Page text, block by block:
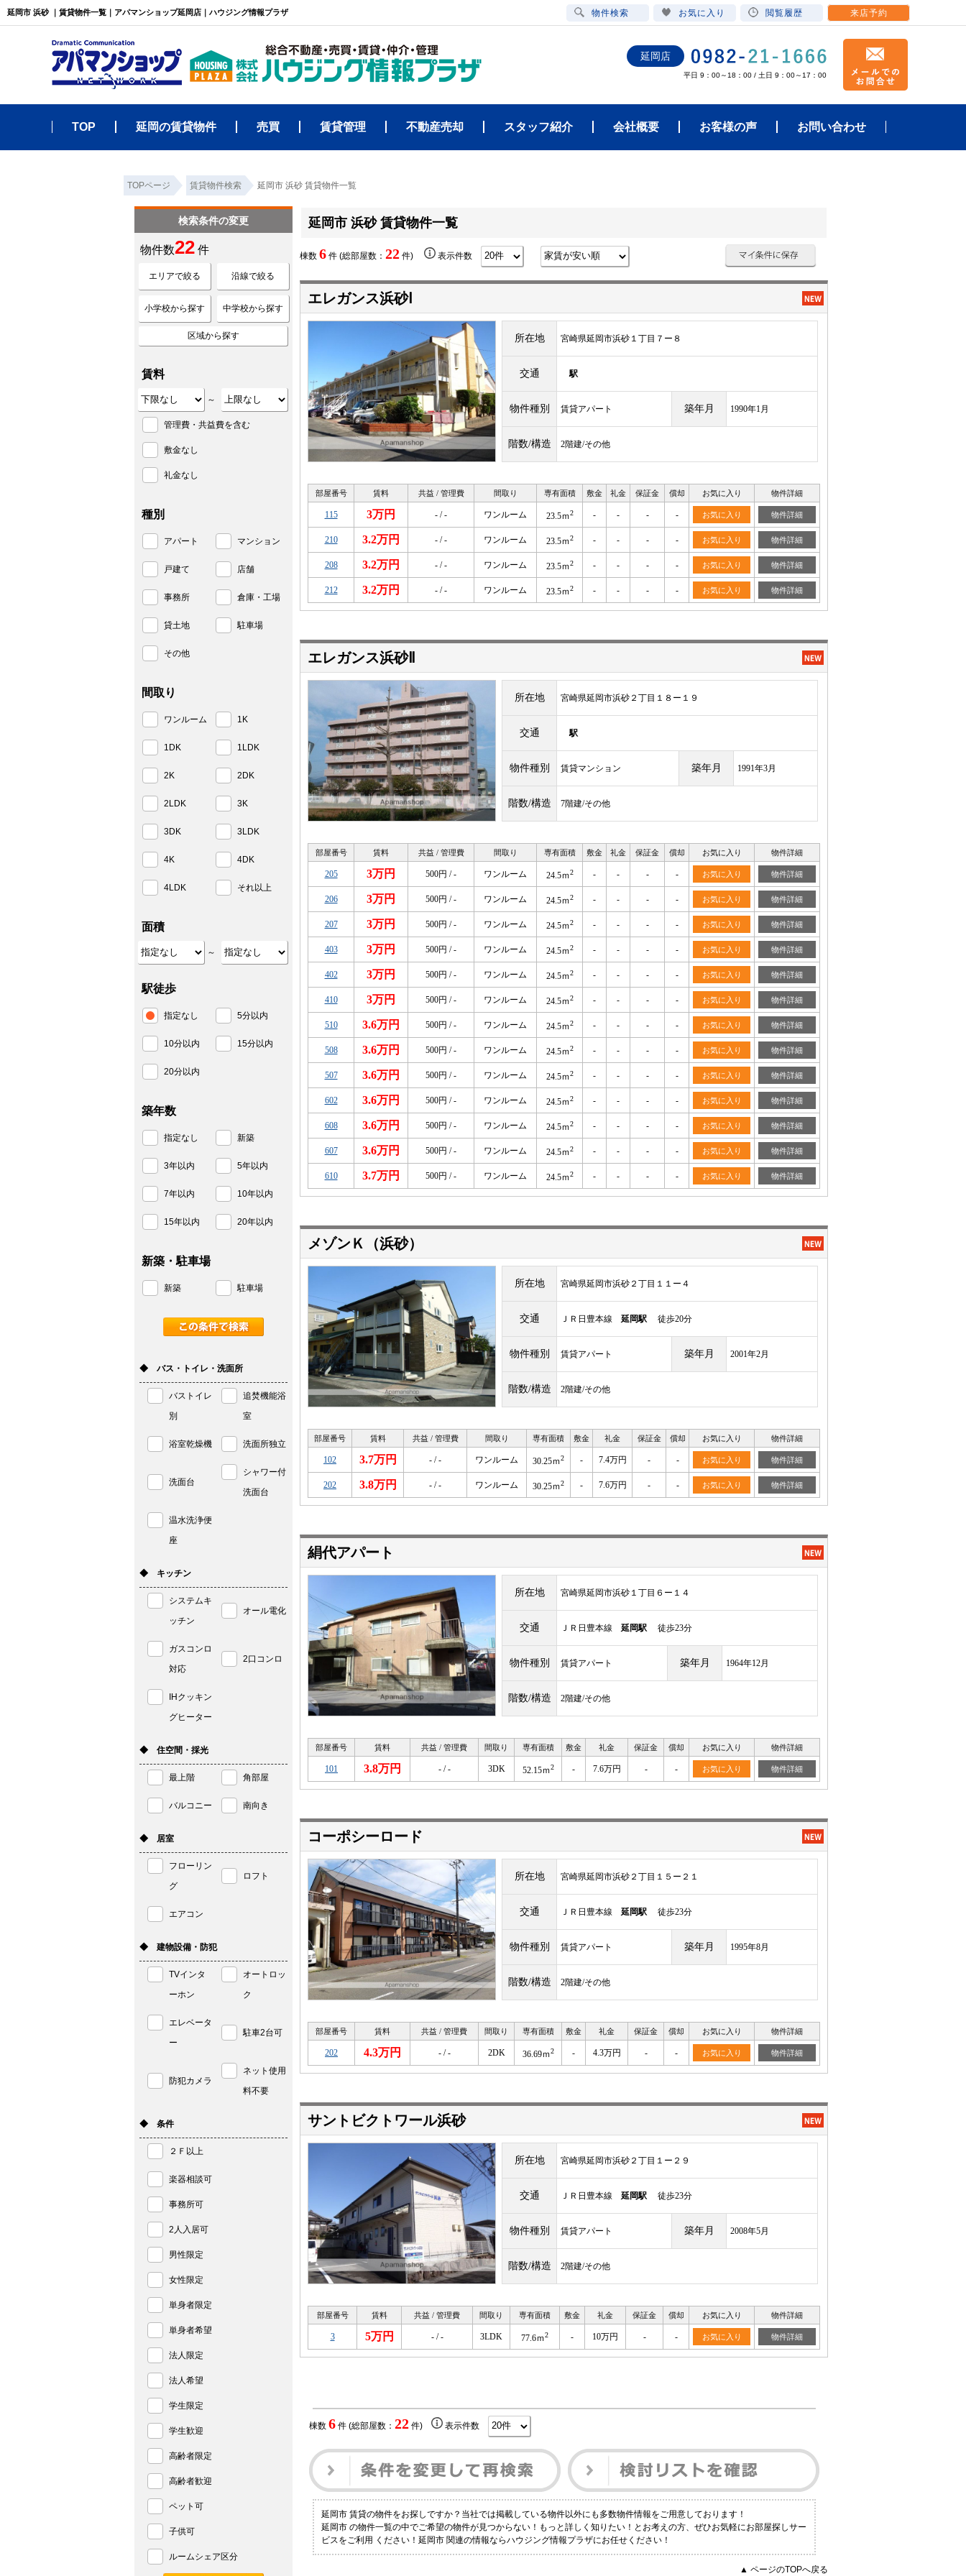
延岡市 浜砂 ｜賃貸物件一覧｜アパマンショップ延岡店｜ハウジング情報プラザ
延岡店
平日 9：00～18：00 / 土日 9：00～17：00
TOP 延岡の賃貸物件 売買 賃貸管理 不動産売却 スタッフ紹介 会社概要 お客様の声 お問い合わせ
TOPページ 賃貸物件検索 延岡市 浜砂 賃貸物件一覧
延岡市 浜砂 賃貸物件一覧
棟数 6 件 (総部屋数： 22 件) 表示件数
エレガンス浜砂Ⅰ
所在地 宮崎県延岡市浜砂１丁目７ー８
交通 駅
物件種別 賃貸アパート 築年月 1990年1月
階数/構造 2階建/その他
部屋番号 賃料 共益 / 管理費 間取り 専有面積 敷金 礼金 保証金 償却 お気に入り 物件詳細
115 3万円 - / - ワンルーム 23.5ｍ2 - - - - お気に入り 物件詳細
210 3.2万円 - / - ワンルーム 23.5ｍ2 - - - - お気に入り 物件詳細
208 3.2万円 - / - ワンルーム 23.5ｍ2 - - - - お気に入り 物件詳細
212 3.2万円 - / - ワンルーム 23.5ｍ2 - - - - お気に入り 物件詳細
エレガンス浜砂Ⅱ
所在地 宮崎県延岡市浜砂２丁目１８ー１９
交通 駅
物件種別 賃貸マンション 築年月 1991年3月
階数/構造 7階建/その他
部屋番号 賃料 共益 / 管理費 間取り 専有面積 敷金 礼金 保証金 償却 お気に入り 物件詳細
205 3万円 500円 / - ワンルーム 24.5ｍ2 - - - - お気に入り 物件詳細
206 3万円 500円 / - ワンルーム 24.5ｍ2 - - - - お気に入り 物件詳細
207 3万円 500円 / - ワンルーム 24.5ｍ2 - - - - お気に入り 物件詳細
403 3万円 500円 / - ワンルーム 24.5ｍ2 - - - - お気に入り 物件詳細
402 3万円 500円 / - ワンルーム 24.5ｍ2 - - - - お気に入り 物件詳細
410 3万円 500円 / - ワンルーム 24.5ｍ2 - - - - お気に入り 物件詳細
510 3.6万円 500円 / - ワンルーム 24.5ｍ2 - - - - お気に入り 物件詳細
508 3.6万円 500円 / - ワンルーム 24.5ｍ2 - - - - お気に入り 物件詳細
507 3.6万円 500円 / - ワンルーム 24.5ｍ2 - - - - お気に入り 物件詳細
602 3.6万円 500円 / - ワンルーム 24.5ｍ2 - - - - お気に入り 物件詳細
608 3.6万円 500円 / - ワンルーム 24.5ｍ2 - - - - お気に入り 物件詳細
607 3.6万円 500円 / - ワンルーム 24.5ｍ2 - - - - お気に入り 物件詳細
610 3.7万円 500円 / - ワンルーム 24.5ｍ2 - - - - お気に入り 物件詳細
メゾンＫ（浜砂）
所在地 宮崎県延岡市浜砂２丁目１１ー４
交通 ＪＲ日豊本線 延岡駅 徒歩20分
物件種別 賃貸アパート 築年月 2001年2月
階数/構造 2階建/その他
部屋番号 賃料 共益 / 管理費 間取り 専有面積 敷金 礼金 保証金 償却 お気に入り 物件詳細
102 3.7万円 - / - ワンルーム 30.25ｍ2 - 7.4万円 - - お気に入り 物件詳細
202 3.8万円 - / - ワンルーム 30.25ｍ2 - 7.6万円 - - お気に入り 物件詳細
絹代アパート
所在地 宮崎県延岡市浜砂１丁目６ー１４
交通 ＪＲ日豊本線 延岡駅 徒歩23分
物件種別 賃貸アパート 築年月 1964年12月
階数/構造 2階建/その他
部屋番号 賃料 共益 / 管理費 間取り 専有面積 敷金 礼金 保証金 償却 お気に入り 物件詳細
101 3.8万円 - / - 3DK 52.15ｍ2 - 7.6万円 - - お気に入り 物件詳細
コーポシーロード
所在地 宮崎県延岡市浜砂２丁目１５ー２１
交通 ＪＲ日豊本線 延岡駅 徒歩23分
物件種別 賃貸アパート 築年月 1995年8月
階数/構造 2階建/その他
部屋番号 賃料 共益 / 管理費 間取り 専有面積 敷金 礼金 保証金 償却 お気に入り 物件詳細
202 4.3万円 - / - 2DK 36.69ｍ2 - 4.3万円 - - お気に入り 物件詳細
サントビクトワール浜砂
所在地 宮崎県延岡市浜砂２丁目１ー２９
交通 ＪＲ日豊本線 延岡駅 徒歩23分
物件種別 賃貸アパート 築年月 2008年5月
階数/構造 2階建/その他
部屋番号 賃料 共益 / 管理費 間取り 専有面積 敷金 礼金 保証金 償却 お気に入り 物件詳細
3 5万円 - / - 3LDK 77.6ｍ2 - 10万円 - - お気に入り 物件詳細
棟数 6件 (総部屋数： 22件) 表示件数
延岡市 賃貸の物件をお探しですか？当社では掲載している物件以外にも多数物件情報をご用意しております！
延岡市 の物件一覧の中でご希望の物件が見つからない！もっと詳しく知りたい！とお考えの方、ぜひお気軽にお部屋探しサー
ビスをご利用 ください！延岡市 関連の情報ならハウジング情報プラザにお任せください！
▲ ページのTOPへ戻る
検索条件の変更
物件数22 件
エリアで絞る 沿線で絞る
小学校から探す 中学校から探す
区域から探す
賃料
～
管理費・共益費を含む
敷金なし
礼金なし
種別
アパート マンション
戸建て 店舗
事務所 倉庫・工場
貸土地 駐車場
その他
間取り
ワンルーム 1K
1DK 1LDK
2K 2DK
2LDK 3K
3DK 3LDK
4K 4DK
4LDK それ以上
面積
～
駅徒歩
指定なし 5分以内
10分以内 15分以内
20分以内
築年数
指定なし 新築
3年以内 5年以内
7年以内 10年以内
15年以内 20年以内
新築・駐車場
新築 駐車場
◆ バス・トイレ・洗面所
バストイレ
別
追焚機能浴
室
浴室乾燥機 洗面所独立
洗面台
シャワー付
洗面台
温水洗浄便
座
◆ キッチン
システムキ
ッチン
オール電化
ガスコンロ
対応
2口コンロ
IHクッキン
グヒーター
◆ 住空間・採光
最上階 角部屋
バルコニー 南向き
◆ 居室
フローリン
グ
ロフト
エアコン
◆ 建物設備・防犯
TVインタ
ーホン
オートロッ
ク
エレベータ
ー
駐車2台可
防犯カメラ
ネット使用
料不要
◆ 条件
２Ｆ以上
楽器相談可
事務所可
2人入居可
男性限定
女性限定
単身者限定
単身者希望
法人限定
法人希望
学生限定
学生歓迎
高齢者限定
高齢者歓迎
ペット可
子供可
ルームシェア区分
物件検索 お気に入り 閲覧履歴 来店予約